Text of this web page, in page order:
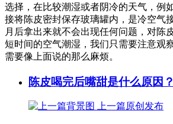
选择，在比较潮湿或者阴冷的天气，例
接将陈皮密封保存玻璃罐内，是冷空气
月后拿出来就不会出现任何问题，对陈
短时间的空气潮湿，我们只需要注意观
需要像上面说的那么麻烦。
陈皮喝完后嘴甜是什么原因？
上一篇原创发布